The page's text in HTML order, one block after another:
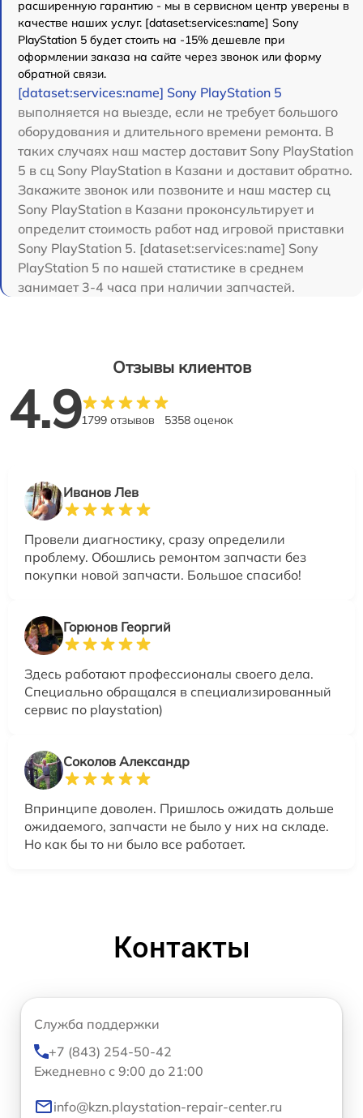
расширенную гарантию - мы в сервисном центр уверены в
качестве наших услуг. [dataset:services:name] Sony
PlayStation 5 будет стоить на -15% дешевле при
оформлении заказа на сайте через звонок или форму
обратной связи.
[dataset:services:name] Sony PlayStation 5
выполняется на выезде, если не требует большого
оборудования и длительного времени ремонта. В
таких случаях наш мастер доставит Sony PlayStation
5 в сц Sony PlayStation в Казани и доставит обратно.
Закажите звонок или позвоните и наш мастер сц
Sony PlayStation в Казани проконсультирует и
определит стоимость работ над игровой приставки
Sony PlayStation 5. [dataset:services:name] Sony
PlayStation 5 по нашей статистике в среднем
занимает 3-4 часа при наличии запчастей.
Отзывы клиентов
4.91799 отзывов 5358 оценок
Иванов Лев
Провели диагностику, сразу определили
проблему. Обошлись ремонтом запчасти без
покупки новой запчасти. Большое спасибо!
Горюнов Георгий
Здесь работают профессионалы своего дела.
Специально обращался в специализированный
сервис по playstation)
Соколов Александр
Впринципе доволен. Пришлось ожидать дольше
ожидаемого, запчасти не было у них на складе.
Но как бы то ни было все работает.
Контакты
Служба поддержки
+7 (843) 254-50-42
Ежедневно с 9:00 до 21:00
info@kzn.playstation-repair-center.ru